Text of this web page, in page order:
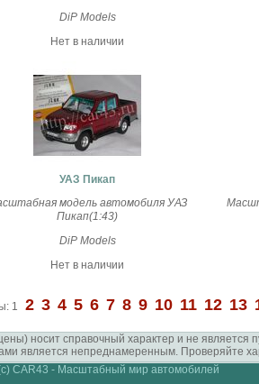
DiP Models
Нет в наличии
УАЗ Пикап
модель автомобиля УАЗ
Пикап(1:43)
DiP Models
Нет в наличии
1 2 3 4 5 6 7 8 9 10 11 12 13
носит справочный характер и не
является непреднамеренным. Проверяйте
CAR43 - Масштабный мир автомобилей